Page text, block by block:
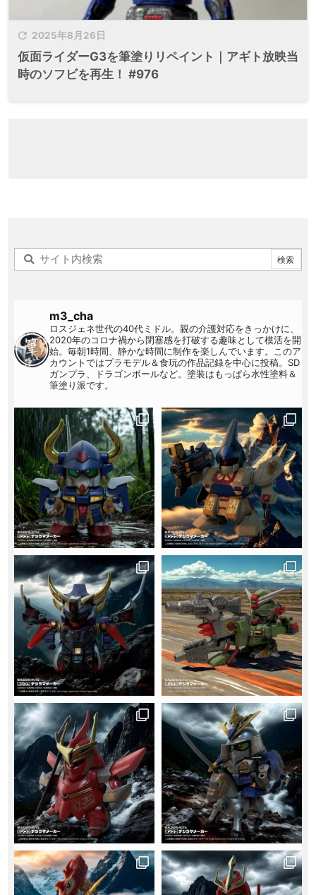
 2025年8月26日
仮面ライダーG3を筆塗りリペイント｜アギト放映当
時のソフビを再生！ #976
m3_cha
ロスジェネ世代の40代ミドル。親の介護対応をきっかけに、
2020年のコロナ禍から閉塞感を打破する趣味として模活を開
始。毎朝1時間、静かな時間に制作を楽しんでいます。このア
カウントではプラモデル＆食玩の作品記録を中心に投稿。SD
ガンプラ、ドラゴンボールなど。塗装はもっぱら水性塗料＆
筆塗り派です。